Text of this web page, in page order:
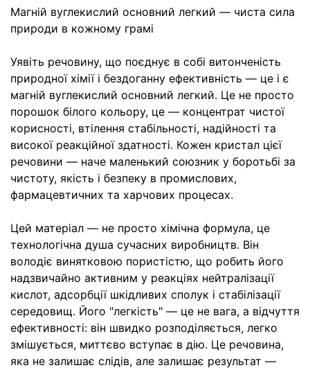
Магній вуглекислий основний легкий — чиста сила
природи в кожному грамі
Уявіть речовину, що поєднує в собі витонченість
природної хімії і бездоганну ефективність — це і є
магній вуглекислий основний легкий. Це не просто
порошок білого кольору, це — концентрат чистої
корисності, втілення стабільності, надійності та
високої реакційної здатності. Кожен кристал цієї
речовини — наче маленький союзник у боротьбі за
чистоту, якість і безпеку в промислових,
фармацевтичних та харчових процесах.
Цей матеріал — не просто хімічна формула, це
технологічна душа сучасних виробництв. Він
володіє винятковою пористістю, що робить його
надзвичайно активним у реакціях нейтралізації
кислот, адсорбції шкідливих сполук і стабілізації
середовищ. Його "легкість" — це не вага, а відчуття
ефективності: він швидко розподіляється, легко
змішується, миттєво вступає в дію. Це речовина,
яка не залишає слідів, але залишає результат —